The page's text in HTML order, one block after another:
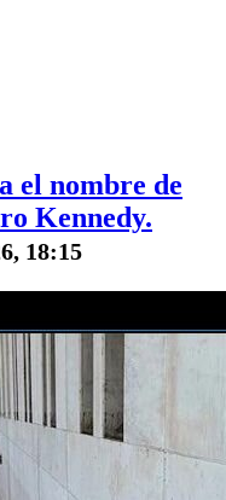
el nombre de
Kennedy.
18:15